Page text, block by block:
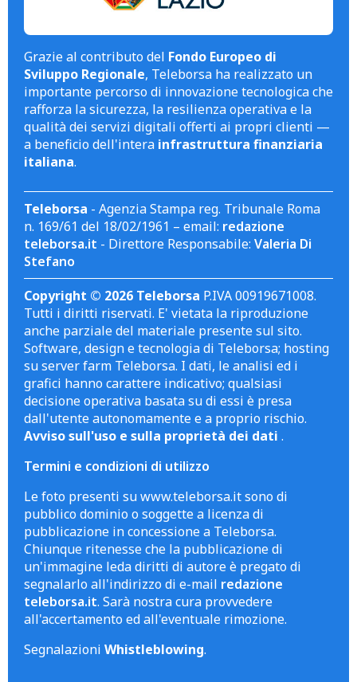
Grazie al contributo del Fondo Europeo di
Sviluppo Regionale, Teleborsa ha realizzato un
importante percorso di innovazione tecnologica che
rafforza la sicurezza, la resilienza operativa e la
qualità dei servizi digitali offerti ai propri clienti —
a beneficio dell'intera infrastruttura finanziaria
italiana.
Teleborsa - Agenzia Stampa reg. Tribunale Roma
n. 169/61 del 18/02/1961 – email: redazione
teleborsa.it - Direttore Responsabile: Valeria Di
Stefano
Copyright © 2026 Teleborsa P.IVA 00919671008.
Tutti i diritti riservati. E' vietata la riproduzione
anche parziale del materiale presente sul sito.
Software, design e tecnologia di Teleborsa; hosting
su server farm Teleborsa. I dati, le analisi ed i
grafici hanno carattere indicativo; qualsiasi
decisione operativa basata su di essi è presa
dall'utente autonomamente e a proprio rischio.
Avviso sull'uso e sulla proprietà dei dati .
Termini e condizioni di utilizzo
Le foto presenti su www.teleborsa.it sono di
pubblico dominio o soggette a licenza di
pubblicazione in concessione a Teleborsa.
Chiunque ritenesse che la pubblicazione di
un'immagine leda diritti di autore è pregato di
segnalarlo all'indirizzo di e-mail redazione
teleborsa.it. Sarà nostra cura provvedere
all'accertamento ed all'eventuale rimozione.
Segnalazioni Whistleblowing.